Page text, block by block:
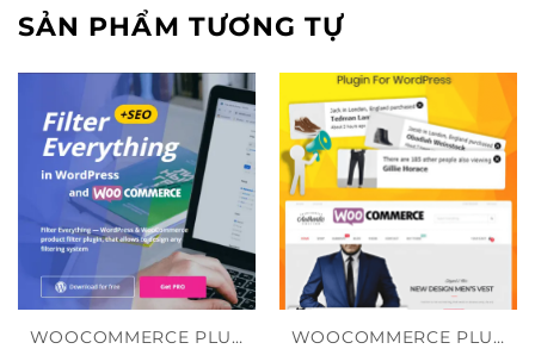
SẢN PHẨM TƯƠNG TỰ
WOOCOMMERCE PLUGIN WOOCOMMERCE PLUGIN